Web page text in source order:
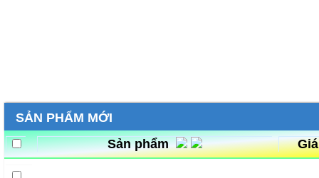
SẢN PHẨM MỚI
Sản phẩm